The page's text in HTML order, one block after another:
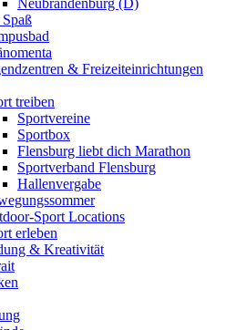
Neubrandenburg (D)
& Freizeiteinrichtungen
treiben
Sportvereine
Sportbox
Flensburg liebt dich Marathon
Sportverband Flensburg
Hallenvergabe
Sport Locations
erleben
& Kreativität